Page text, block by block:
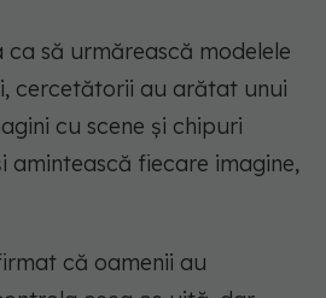
ca să urmărească modelele
cercetătorii au arătat unui
cu scene și chipuri
amintească fiecare imagine,
că oamenii au